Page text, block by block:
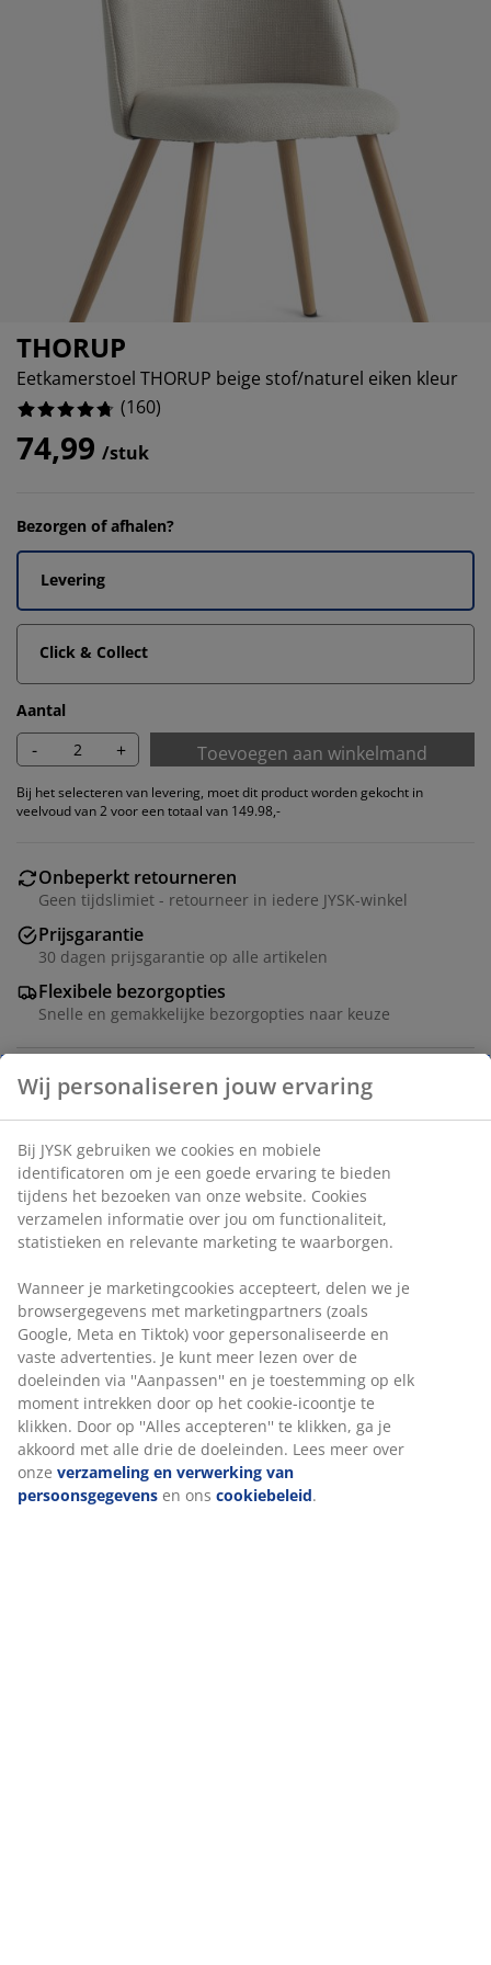
en accessoires
en strijken
THORUP
Eetkamerstoel THORUP beige stof/naturel eiken kleur
(160)
74,99 /stuk
Bezorgen of afhalen?
Levering
Click & Collect
Aantal
- + Toevoegen aan winkelmand
Bij het selecteren van levering, moet dit product worden gekocht in
veelvoud van 2 voor een totaal van 149.98,-
Onbeperkt retourneren
Geen tijdslimiet - retourneer in iedere JYSK-winkel
Prijsgarantie
30 dagen prijsgarantie op alle artikelen
Flexibele bezorgopties
Snelle en gemakkelijke bezorgopties naar keuze
Eetkamerstoel met gecapitonneerde zitting en
rugleuning in beige stof. Poten in staal met eiken look.
Artikelnummer: 3650104
Montage-instructies
Specificaties
Beoordelingen
(160)
Wij personaliseren jouw ervaring
Bij JYSK gebruiken we cookies en mobiele
identificatoren om je een goede ervaring te bieden
tijdens het bezoeken van onze website. Cookies
verzamelen informatie over jou om functionaliteit,
statistieken en relevante marketing te waarborgen.
Wanneer je marketingcookies accepteert, delen we je
browsergegevens met marketingpartners (zoals
Google, Meta en Tiktok) voor gepersonaliseerde en
vaste advertenties. Je kunt meer lezen over de
doeleinden via ''Aanpassen'' en je toestemming op elk
moment intrekken door op het cookie-icoontje te
klikken. Door op ''Alles accepteren'' te klikken, ga je
akkoord met alle drie de doeleinden. Lees meer over
onze verzameling en verwerking van
persoonsgegevens en ons cookiebeleid.